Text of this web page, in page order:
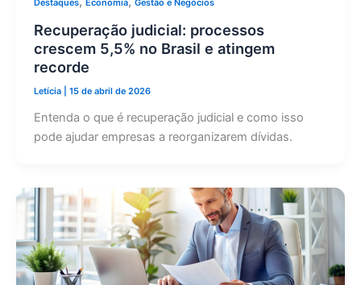
Destaques Economia Gestão e Negócios
Recuperação judicial: processos
crescem 5,5% no Brasil e atingem
recorde
Letícia 15 de abril de 2026
Entenda o que é recuperação judicial e como isso
pode ajudar empresas a reorganizarem dívidas.